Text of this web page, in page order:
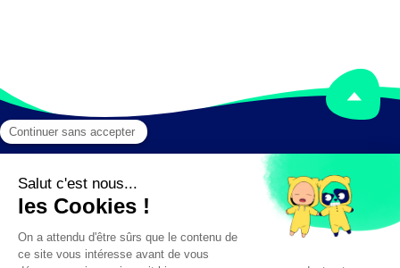
Mentions légales